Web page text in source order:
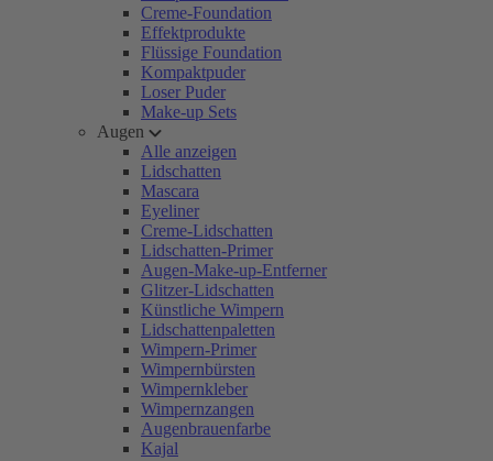
Creme-Foundation
Effektprodukte
Flüssige Foundation
Kompaktpuder
Loser Puder
Make-up Sets
Augen
Alle anzeigen
Lidschatten
Mascara
Eyeliner
Creme-Lidschatten
Lidschatten-Primer
Augen-Make-up-Entferner
Glitzer-Lidschatten
Künstliche Wimpern
Lidschattenpaletten
Wimpern-Primer
Wimpernbürsten
Wimpernkleber
Wimpernzangen
Augenbrauenfarbe
Kajal